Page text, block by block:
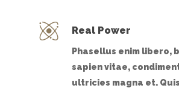
Real Power
Phasellus enim libero,
sapien vitae,
ultricies magna et.